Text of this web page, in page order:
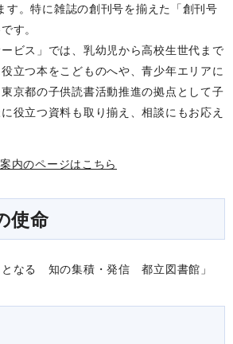
。特に雑誌の創刊号を揃えた「創刊号
す。
ービス」では、乳幼児から高校生世代まで
立つ本をこどものへや、青少年エリアに
京都の子供読書活動推進の拠点として子
役立つ資料も取り揃え、相談にもお応え
内のページはこちら
使命
となる 知の集積・発信 都立図書館」